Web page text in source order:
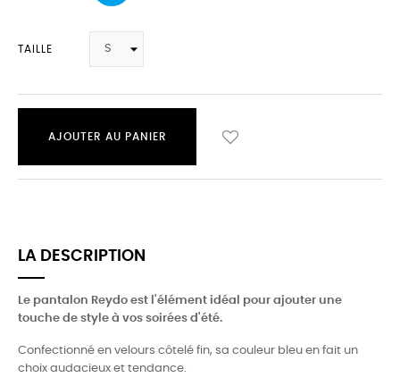
TAILLE
AJOUTER AU PANIER
LA DESCRIPTION
Le pantalon Reydo est l'élément idéal pour ajouter une
touche de style à vos soirées d'été.
Confectionné en velours côtelé fin, sa couleur bleu en fait un
choix audacieux et tendance.